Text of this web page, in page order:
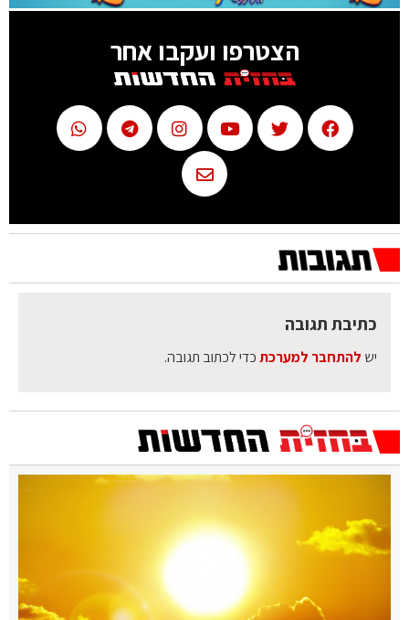
הצטרפו ועקבו אחר
כתיבת תגובה
יש להתחבר למערכתכדי לכתוב תגובה.